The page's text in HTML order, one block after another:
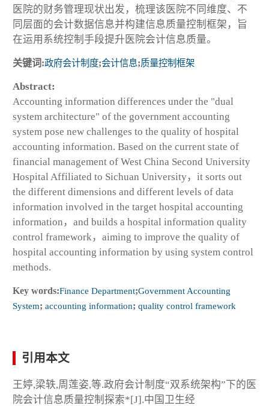
医院的财务管理现状出发，梳理该医院不同维度、不
同层面的会计数据信息并构建信息质量控制框架，旨
在运用系统控制手段提升医院会计信息质量。
关键词:政府会计制度;会计信息;质量控制框架
Abstract:
Accounting information differences under the "dual
system architecture" of the government accounting
system pose new challenges to the quality of hospital
accounting information. Based on the current state of
financial management of West China Second University
Hospital Affiliated to Sichuan University，it sorts out
the different dimensions and different levels of data
information involved in the target hospital accounting
information，and builds a hospital information quality
control framework，aiming to improve the quality of
hospital accounting information by using system control
methods.
Key words:Finance Department;Government Accounting
System; accounting information; quality control framework
引用本文
王婷,梁轶,周莲姿,等.政府会计制度“双系统架构”下的医
院会计信息质量控制探索*[J].中国卫生经